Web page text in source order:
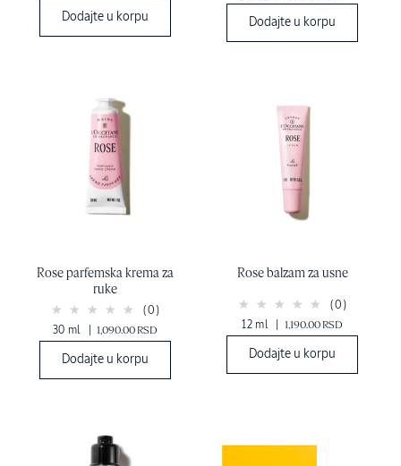
Dodajte u korpu Dodajte u korpu
Rose parfemska krema za
ruke
(0)
30 ml 1,090.00 RSD
Dodajte u korpu
Rose balzam za usne
(0)
12 ml 1,190.00 RSD
Dodajte u korpu